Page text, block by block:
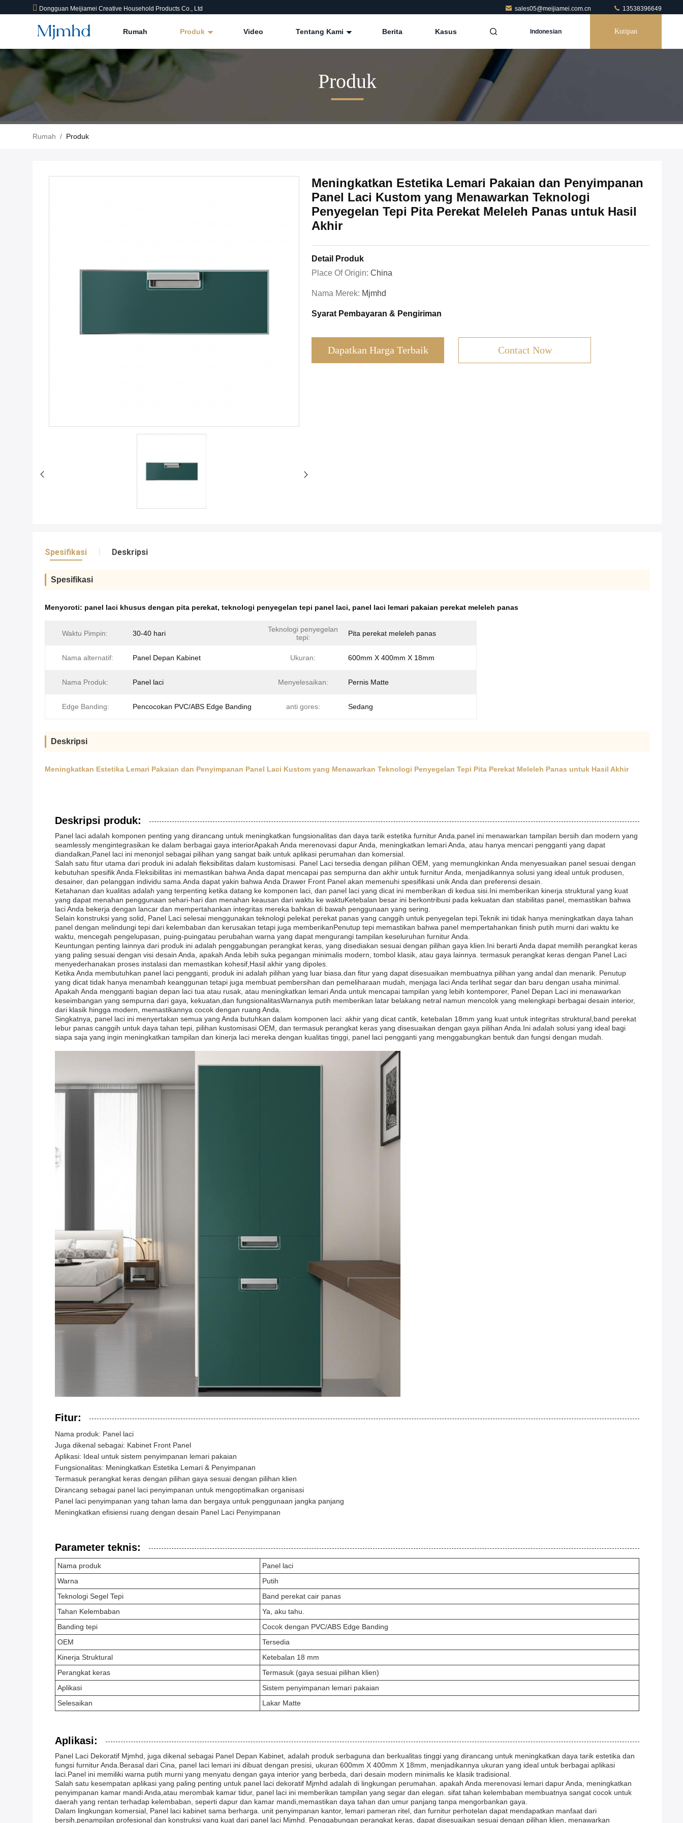
Dongguan Meijiamei Creative Household Products Co., Ltd sales05@meijiamei.com.cn 13538396649
Rumah Produk Video Tentang Kami Berita Kasus Indonesian Kutipan
Produk
Rumah / Produk
Meningkatkan Estetika Lemari Pakaian dan Penyimpanan
Panel Laci Kustom yang Menawarkan Teknologi
Penyegelan Tepi Pita Perekat Meleleh Panas untuk Hasil
Akhir
Detail Produk
Place Of Origin: China
Nama Merek: Mjmhd
Syarat Pembayaran & Pengiriman
Dapatkan Harga Terbaik Contact Now
Spesifikasi Deskripsi
Spesifikasi
Menyoroti: panel laci khusus dengan pita perekat, teknologi penyegelan tepi panel laci, panel laci lemari pakaian perekat meleleh panas
Waktu Pimpin: 30-40 hari
Teknologi penyegelan
tepi:
Pita perekat meleleh panas
Nama alternatif: Panel Depan Kabinet Ukuran: 600mm X 400mm X 18mm
Nama Produk: Panel laci Menyelesaikan: Pernis Matte
Edge Banding: Pencocokan PVC/ABS Edge Banding anti gores: Sedang
Deskripsi
Meningkatkan Estetika Lemari Pakaian dan Penyimpanan Panel Laci Kustom yang Menawarkan Teknologi Penyegelan Tepi Pita Perekat Meleleh Panas untuk Hasil Akhir
Deskripsi produk:
Panel laci adalah komponen penting yang dirancang untuk meningkatkan fungsionalitas dan daya tarik estetika furnitur Anda.panel ini menawarkan tampilan bersih dan modern yang
seamlessly mengintegrasikan ke dalam berbagai gaya interiorApakah Anda merenovasi dapur Anda, meningkatkan lemari Anda, atau hanya mencari pengganti yang dapat
diandalkan,Panel laci ini menonjol sebagai pilihan yang sangat baik untuk aplikasi perumahan dan komersial.
Salah satu fitur utama dari produk ini adalah fleksibilitas dalam kustomisasi. Panel Laci tersedia dengan pilihan OEM, yang memungkinkan Anda menyesuaikan panel sesuai dengan
kebutuhan spesifik Anda.Fleksibilitas ini memastikan bahwa Anda dapat mencapai pas sempurna dan akhir untuk furnitur Anda, menjadikannya solusi yang ideal untuk produsen,
desainer, dan pelanggan individu sama.Anda dapat yakin bahwa Anda Drawer Front Panel akan memenuhi spesifikasi unik Anda dan preferensi desain.
Ketahanan dan kualitas adalah yang terpenting ketika datang ke komponen laci, dan panel laci yang dicat ini memberikan di kedua sisi.Ini memberikan kinerja struktural yang kuat
yang dapat menahan penggunaan sehari-hari dan menahan keausan dari waktu ke waktuKetebalan besar ini berkontribusi pada kekuatan dan stabilitas panel, memastikan bahwa
laci Anda bekerja dengan lancar dan mempertahankan integritas mereka bahkan di bawah penggunaan yang sering.
Selain konstruksi yang solid, Panel Laci selesai menggunakan teknologi pelekat perekat panas yang canggih untuk penyegelan tepi.Teknik ini tidak hanya meningkatkan daya tahan
panel dengan melindungi tepi dari kelembaban dan kerusakan tetapi juga memberikanPenutup tepi memastikan bahwa panel mempertahankan finish putih murni dari waktu ke
waktu, mencegah pengelupasan, puing-puingatau perubahan warna yang dapat mengurangi tampilan keseluruhan furnitur Anda.
Keuntungan penting lainnya dari produk ini adalah penggabungan perangkat keras, yang disediakan sesuai dengan pilihan gaya klien.Ini berarti Anda dapat memilih perangkat keras
yang paling sesuai dengan visi desain Anda, apakah Anda lebih suka pegangan minimalis modern, tombol klasik, atau gaya lainnya. termasuk perangkat keras dengan Panel Laci
menyederhanakan proses instalasi dan memastikan kohesif,Hasil akhir yang dipoles.
Ketika Anda membutuhkan panel laci pengganti, produk ini adalah pilihan yang luar biasa.dan fitur yang dapat disesuaikan membuatnya pilihan yang andal dan menarik. Penutup
yang dicat tidak hanya menambah keanggunan tetapi juga membuat pembersihan dan pemeliharaan mudah, menjaga laci Anda terlihat segar dan baru dengan usaha minimal.
Apakah Anda mengganti bagian depan laci tua atau rusak, atau meningkatkan lemari Anda untuk mencapai tampilan yang lebih kontemporer, Panel Depan Laci ini menawarkan
keseimbangan yang sempurna dari gaya, kekuatan,dan fungsionalitasWarnanya putih memberikan latar belakang netral namun mencolok yang melengkapi berbagai desain interior,
dari klasik hingga modern, memastikannya cocok dengan ruang Anda.
Singkatnya, panel laci ini menyertakan semua yang Anda butuhkan dalam komponen laci: akhir yang dicat cantik, ketebalan 18mm yang kuat untuk integritas struktural,band perekat
lebur panas canggih untuk daya tahan tepi, pilihan kustomisasi OEM, dan termasuk perangkat keras yang disesuaikan dengan gaya pilihan Anda.Ini adalah solusi yang ideal bagi
siapa saja yang ingin meningkatkan tampilan dan kinerja laci mereka dengan kualitas tinggi, panel laci pengganti yang menggabungkan bentuk dan fungsi dengan mudah.
Fitur:
Nama produk: Panel laci
Juga dikenal sebagai: Kabinet Front Panel
Aplikasi: Ideal untuk sistem penyimpanan lemari pakaian
Fungsionalitas: Meningkatkan Estetika Lemari & Penyimpanan
Termasuk perangkat keras dengan pilihan gaya sesuai dengan pilihan klien
Dirancang sebagai panel laci penyimpanan untuk mengoptimalkan organisasi
Panel laci penyimpanan yang tahan lama dan bergaya untuk penggunaan jangka panjang
Meningkatkan efisiensi ruang dengan desain Panel Laci Penyimpanan
Parameter teknis:
Nama produk
Panel laci
Warna
Putih
Teknologi Segel Tepi
Band perekat cair panas
Tahan Kelembaban
Ya, aku tahu.
Banding tepi
Cocok dengan PVC/ABS Edge Banding
OEM
Tersedia
Kinerja Struktural
Ketebalan 18 mm
Perangkat keras
Termasuk (gaya sesuai pilihan klien)
Aplikasi
Sistem penyimpanan lemari pakaian
Selesaikan
Lakar Matte
Aplikasi:
Panel Laci Dekoratif Mjmhd, juga dikenal sebagai Panel Depan Kabinet, adalah produk serbaguna dan berkualitas tinggi yang dirancang untuk meningkatkan daya tarik estetika dan
fungsi furnitur Anda.Berasal dari Cina, panel laci lemari ini dibuat dengan presisi, ukuran 600mm X 400mm X 18mm, menjadikannya ukuran yang ideal untuk berbagai aplikasi
laci.Panel ini memiliki warna putih murni yang menyatu dengan gaya interior yang berbeda, dari desain modern minimalis ke klasik tradisional.
Salah satu kesempatan aplikasi yang paling penting untuk panel laci dekoratif Mjmhd adalah di lingkungan perumahan. apakah Anda merenovasi lemari dapur Anda, meningkatkan
penyimpanan kamar mandi Anda,atau merombak kamar tidur, panel laci ini memberikan tampilan yang segar dan elegan. sifat tahan kelembaban membuatnya sangat cocok untuk
daerah yang rentan terhadap kelembaban, seperti dapur dan kamar mandi,memastikan daya tahan dan umur panjang tanpa mengorbankan gaya.
Dalam lingkungan komersial, Panel laci kabinet sama berharga. unit penyimpanan kantor, lemari pameran ritel, dan furnitur perhotelan dapat mendapatkan manfaat dari
bersih,penampilan profesional dan konstruksi yang kuat dari panel laci Mjmhd. Penggabungan perangkat keras, dapat disesuaikan sesuai dengan pilihan klien, menawarkan